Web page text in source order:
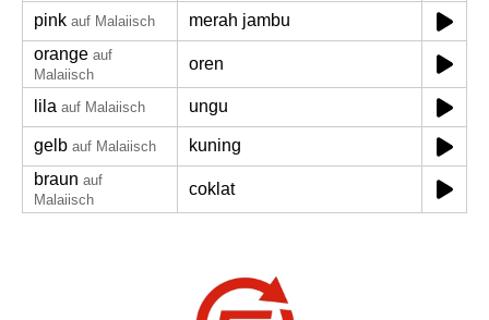
pink auf Malaiisch
merah jambu
orange auf
Malaiisch
oren
lila auf Malaiisch ungu
gelb auf Malaiisch
kuning
braun auf
Malaiisch
coklat